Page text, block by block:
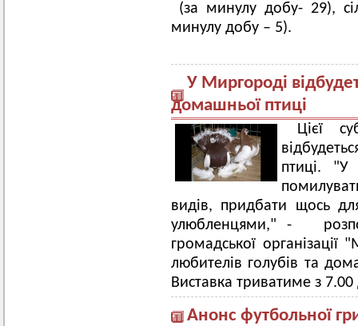
(за минулу добу- 29),
минулу добу – 5).
У Миргороді
домашньої птиці
Цієї
птиці. "У
видів, придбати щось
улюбленцями," -
громадської
любителів голубів та
Виставка триватиме з
Анонс футбольної